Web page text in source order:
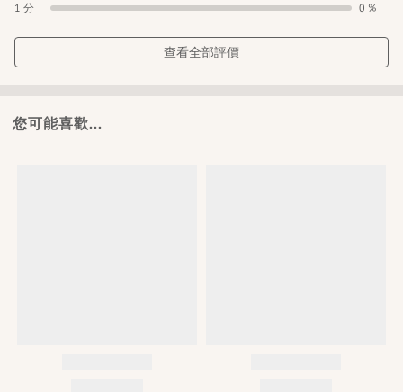
1 分
0 %
查看全部評價
您可能喜歡...